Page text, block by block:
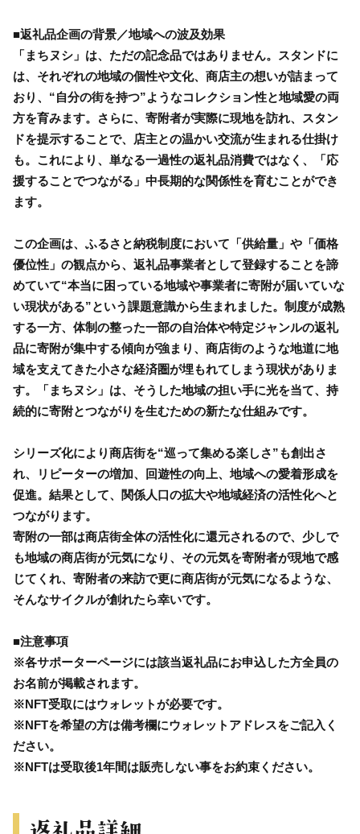
■返礼品企画の背景／地域への波及効果
「まちヌシ」は、ただの記念品ではありません。スタンドに
は、それぞれの地域の個性や文化、商店主の想いが詰まって
おり、“自分の街を持つ”ようなコレクション性と地域愛の両
方を育みます。さらに、寄附者が実際に現地を訪れ、スタン
ドを提示することで、店主との温かい交流が生まれる仕掛け
も。これにより、単なる一過性の返礼品消費ではなく、「応
援することでつながる」中長期的な関係性を育むことができ
ます。
この企画は、ふるさと納税制度において「供給量」や「価格
優位性」の観点から、返礼品事業者として登録することを諦
めていて“本当に困っている地域や事業者に寄附が届いていな
い現状がある”という課題意識から生まれました。制度が成熟
する一方、体制の整った一部の自治体や特定ジャンルの返礼
品に寄附が集中する傾向が強まり、商店街のような地道に地
域を支えてきた小さな経済圏が埋もれてしまう現状がありま
す。「まちヌシ」は、そうした地域の担い手に光を当て、持
続的に寄附とつながりを生むための新たな仕組みです。
シリーズ化により商店街を“巡って集める楽しさ”も創出さ
れ、リピーターの増加、回遊性の向上、地域への愛着形成を
促進。結果として、関係人口の拡大や地域経済の活性化へと
つながります。
寄附の一部は商店街全体の活性化に還元されるので、少しで
も地域の商店街が元気になり、その元気を寄附者が現地で感
じてくれ、寄附者の来訪で更に商店街が元気になるような、
そんなサイクルが創れたら幸いです。
■注意事項
※各サポーターページには該当返礼品にお申込した方全員の
お名前が掲載されます。
※NFT受取にはウォレットが必要です。
※NFTを希望の方は備考欄にウォレットアドレスをご記入く
ださい。
※NFTは受取後1年間は販売しない事をお約束ください。